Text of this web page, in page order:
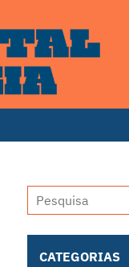
CATEGORIAS